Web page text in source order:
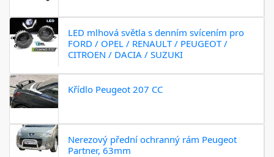
LED mlhová světla s denním svícením pro
FORD / OPEL / RENAULT / PEUGEOT /
CITROEN / DACIA / SUZUKI
Křídlo Peugeot 207 CC
Nerezový přední ochranný rám Peugeot
Partner, 63mm